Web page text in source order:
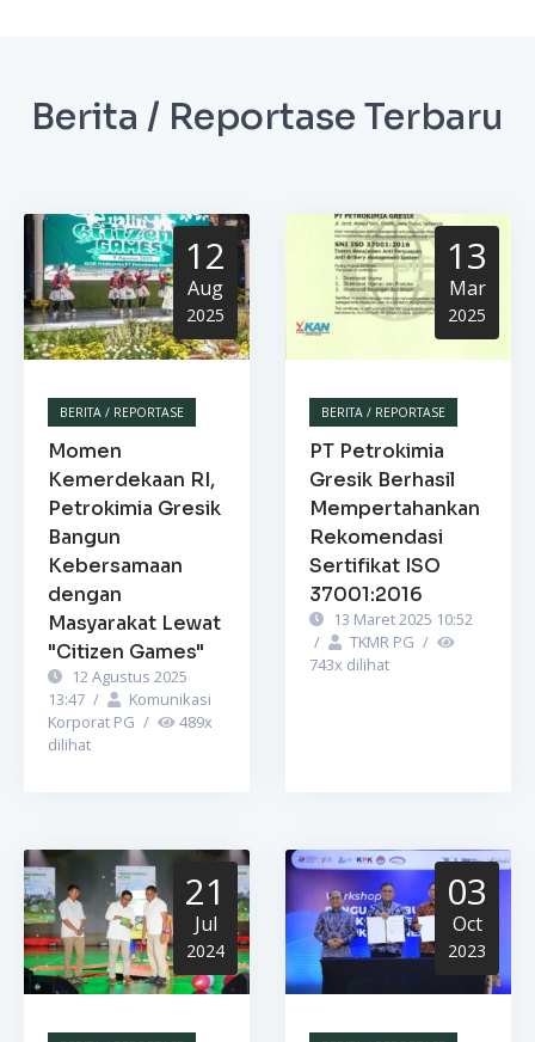
Berita / Reportase Terbaru
12
Aug
2025
BERITA / REPORTASE
Momen
Kemerdekaan RI,
Petrokimia Gresik
Bangun
Kebersamaan
dengan
Masyarakat Lewat
"Citizen Games"
12 Agustus 2025
13:47 /
Komunikasi
Korporat PG / 489x
dilihat
13
Mar
2025
BERITA / REPORTASE
PT Petrokimia
Gresik Berhasil
Mempertahankan
Rekomendasi
Sertifikat ISO
37001:2016
13 Maret 2025 10:52
/
TKMR PG /
743x dilihat
21
Jul
2024
03
Oct
2023